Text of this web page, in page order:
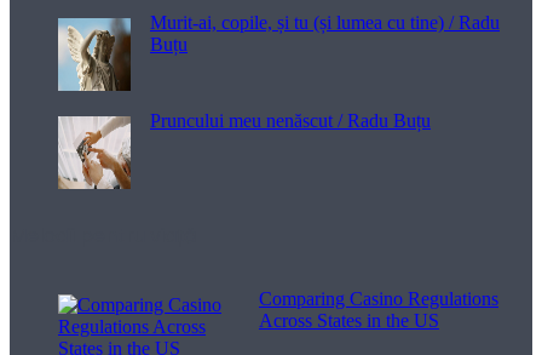
Murit-ai, copile, și tu (și lumea cu tine) / Radu
Buțu
Pruncului meu nenăscut / Radu Buțu
Comparing Casino Regulations
Across States in the US